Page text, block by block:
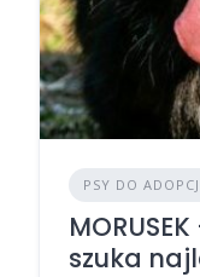
PSY DO
szuka